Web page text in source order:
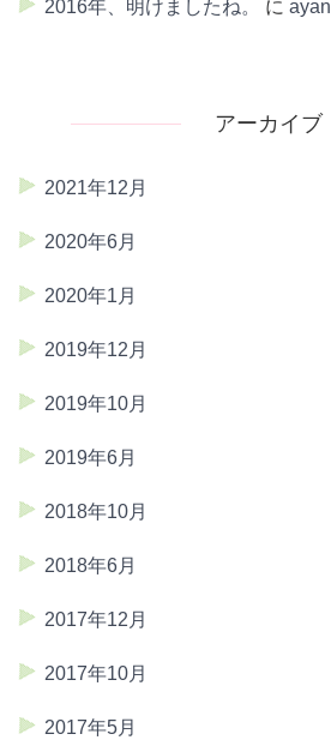
2016年、明けましたね。 に ayan
アーカイブ
2021年12月
2020年6月
2020年1月
2019年12月
2019年10月
2019年6月
2018年10月
2018年6月
2017年12月
2017年10月
2017年5月